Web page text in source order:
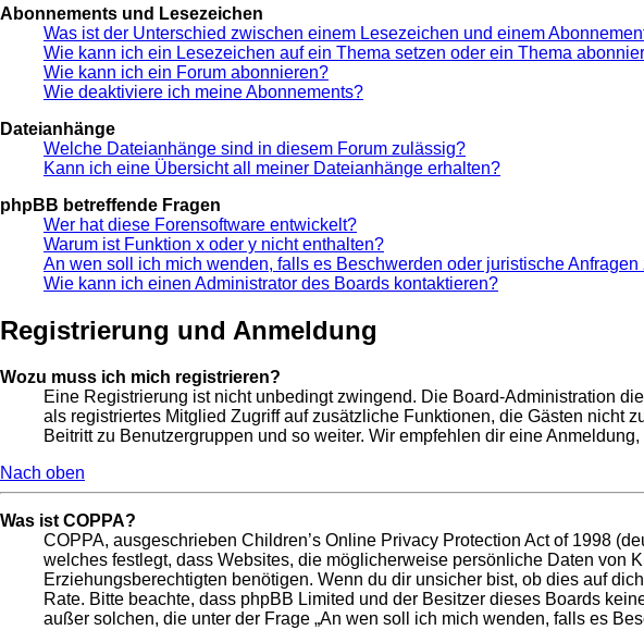
Abonnements und Lesezeichen
Was ist der Unterschied zwischen einem Lesezeichen und einem
Wie kann ich ein Lesezeichen auf ein Thema setzen oder ein Thema
Wie kann ich ein Forum abonnieren?
Wie deaktiviere ich meine Abonnements?
Dateianhänge
Welche Dateianhänge sind in diesem Forum zulässig?
Kann ich eine Übersicht all meiner Dateianhänge erhalten?
phpBB betreffende Fragen
Wer hat diese Forensoftware entwickelt?
Warum ist Funktion x oder y nicht enthalten?
An wen soll ich mich wenden, falls es Beschwerden oder juristische
Wie kann ich einen Administrator des Boards kontaktieren?
Registrierung und Anmeldung
Wozu muss ich mich registrieren?
Eine Registrierung ist nicht unbedingt zwingend. Die Board-Administration
als registriertes Mitglied Zugriff auf zusätzliche Funktionen, die Gästen nicht
Beitritt zu Benutzergruppen und so weiter. Wir empfehlen dir eine
Nach oben
Was ist COPPA?
COPPA, ausgeschrieben Children’s Online Privacy Protection Act of 1998
welches festlegt, dass Websites, die möglicherweise persönliche Daten von
Erziehungsberechtigten benötigen. Wenn du dir unsicher bist, ob dies auf
Rate. Bitte beachte, dass phpBB Limited und der Besitzer dieses Boards
außer solchen, die unter der Frage „An wen soll ich mich wenden, falls es